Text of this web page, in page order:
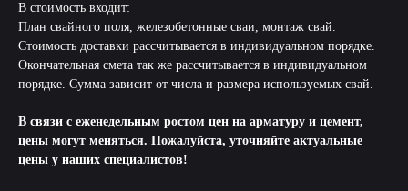
В стоимость входит:
План свайного поля, железобетонные сваи, монтаж свай.
Стоимость доставки рассчитывается в индивидуальном порядке.
Окончательная смета так же рассчитывается в индивидуальном
порядке. Сумма зависит от числа и размера используемых свай.
В связи с еженедельным ростом цен на арматуру и цемент,
цены могут меняться. Пожалуйста, уточняйте актуальные
цены у наших специалистов!